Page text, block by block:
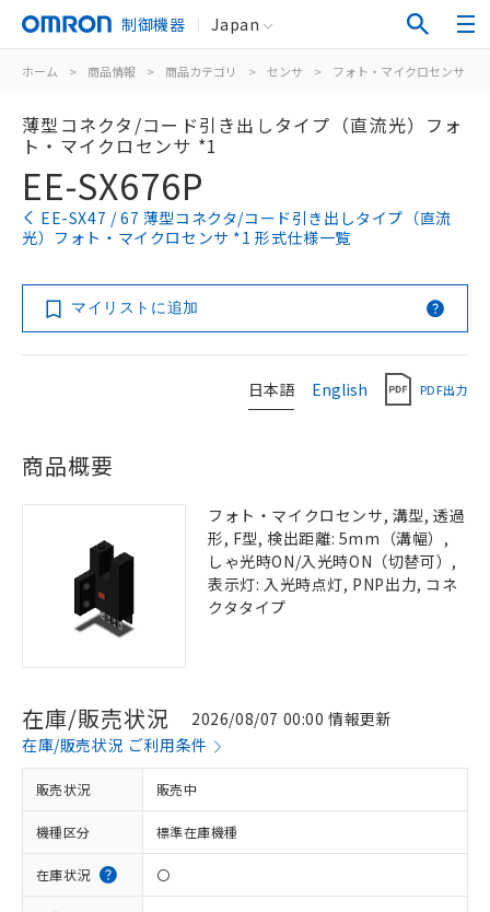
制御機器 Japan
ホーム > 商品情報 > 商品カテゴリ > センサ > フォト・マイクロセンサ
薄型コネクタ/コード引き出しタイプ（直流光）フォ
ト・マイクロセンサ *1
EE-SX676P
EE-SX47 / 67 薄型コネクタ/コード引き出しタイプ（直流
光）フォト・マイクロセンサ *1 形式仕様一覧
マイリストに追加
日本語 English PDF出力
商品概要
フォト・マイクロセンサ, 溝型, 透過
形, F型, 検出距離: 5mm（溝幅）,
しゃ光時ON/入光時ON（切替可）,
表示灯: 入光時点灯, PNP出力, コネ
クタタイプ
在庫/販売状況
2026/08/07 00:00 情報更新
在庫/販売状況 ご利用条件
販売状況 販売中
機種区分 標準在庫機種
在庫状況 〇